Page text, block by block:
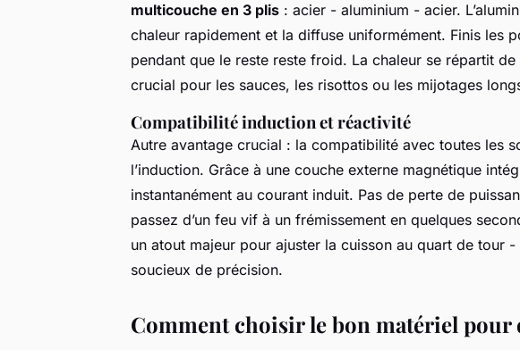
multicouche en 3 plis : acier - aluminium - acier.
chaleur rapidement et la diffuse uniformément. Finis les
pendant que le reste reste froid. La chaleur se répartit
crucial pour les sauces, les risottos ou les mijotages
Compatibilité induction et réactivité
Autre avantage crucial : la compatibilité avec toutes les
l’induction. Grâce à une couche externe magnétique
instantanément au courant induit. Pas de perte de
passez d’un feu vif à un frémissement en quelques
un atout majeur pour ajuster la cuisson au quart de tour
soucieux de précision.
Comment choisir le bon matériel pour